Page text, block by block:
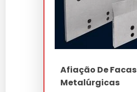
Afiação De Facas
Metalúrgicas